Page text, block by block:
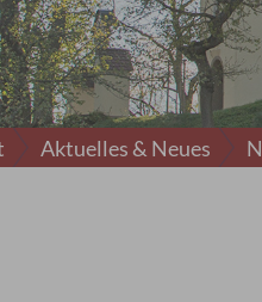
Aktuelles & Neues